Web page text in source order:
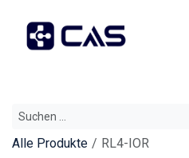
Alle Produkte RL4-IOR